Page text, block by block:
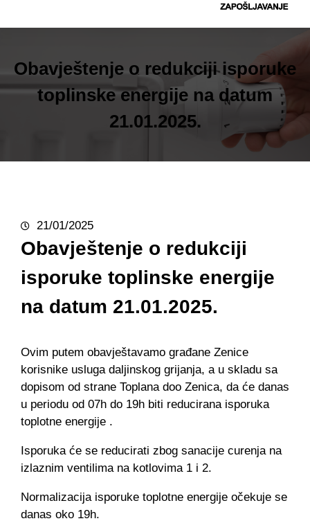
r
g
Obavještenje o redukciji isporuke
toplinske energije na datum
21.01.2025.
21/01/2025
Obavještenje o redukciji
isporuke toplinske energije
na datum 21.01.2025.
Ovim putem obavještavamo građane Zenice
korisnike usluga daljinskog grijanja, a u skladu sa
dopisom od strane Toplana doo Zenica, da će danas
u periodu od 07h do 19h biti reducirana isporuka
toplotne energije .
Isporuka će se reducirati zbog sanacije curenja na
izlaznim ventilima na kotlovima 1 i 2.
Normalizacija isporuke toplotne energije očekuje se
danas oko 19h.